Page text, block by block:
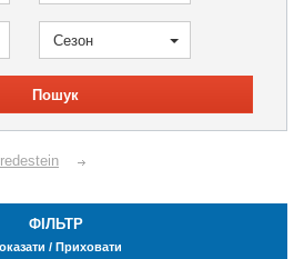
Сезон
Пошук
ФІЛЬТР
/ Приховати